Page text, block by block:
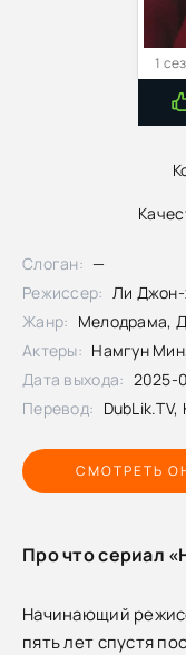
1
СМОТРЕТЬ
Слоган: —
Режиссер: Ли
Жанр: Мелодрама,
Актеры: Намгун
Дата выхода: 2025-
Перевод:
Про что сериал
Начинающий
пять лет спустя